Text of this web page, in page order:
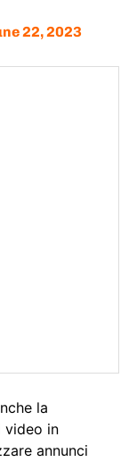
22, 2023
la
video in
annunci